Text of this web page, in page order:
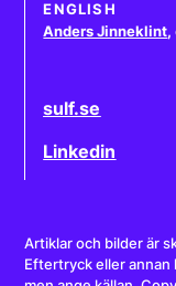
ENGLISH
Anders Jinneklint,
sulf.se
Linkedin
Artiklar och bilder är
Eftertryck eller annan